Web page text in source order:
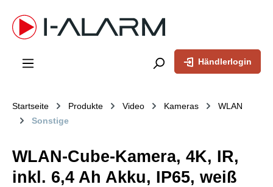
springen
Händlerlogin
Startseite Produkte Video Kameras
WLAN
Sonstige
WLAN-Cube-Kamera, 4K, IR,
inkl. 6,4 Ah Akku, IP65, weiß